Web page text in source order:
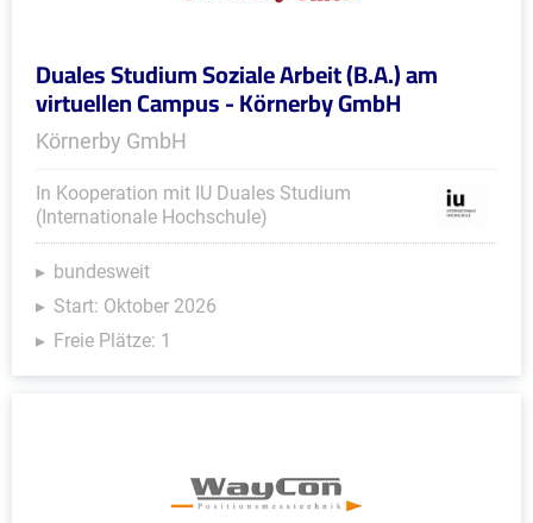
Duales Studium Soziale Arbeit (B.A.) am
virtuellen Campus - Körnerby GmbH
Körnerby GmbH
In Kooperation mit IU Duales Studium
(Internationale Hochschule)
bundesweit
Start: Oktober 2026
Freie Plätze: 1